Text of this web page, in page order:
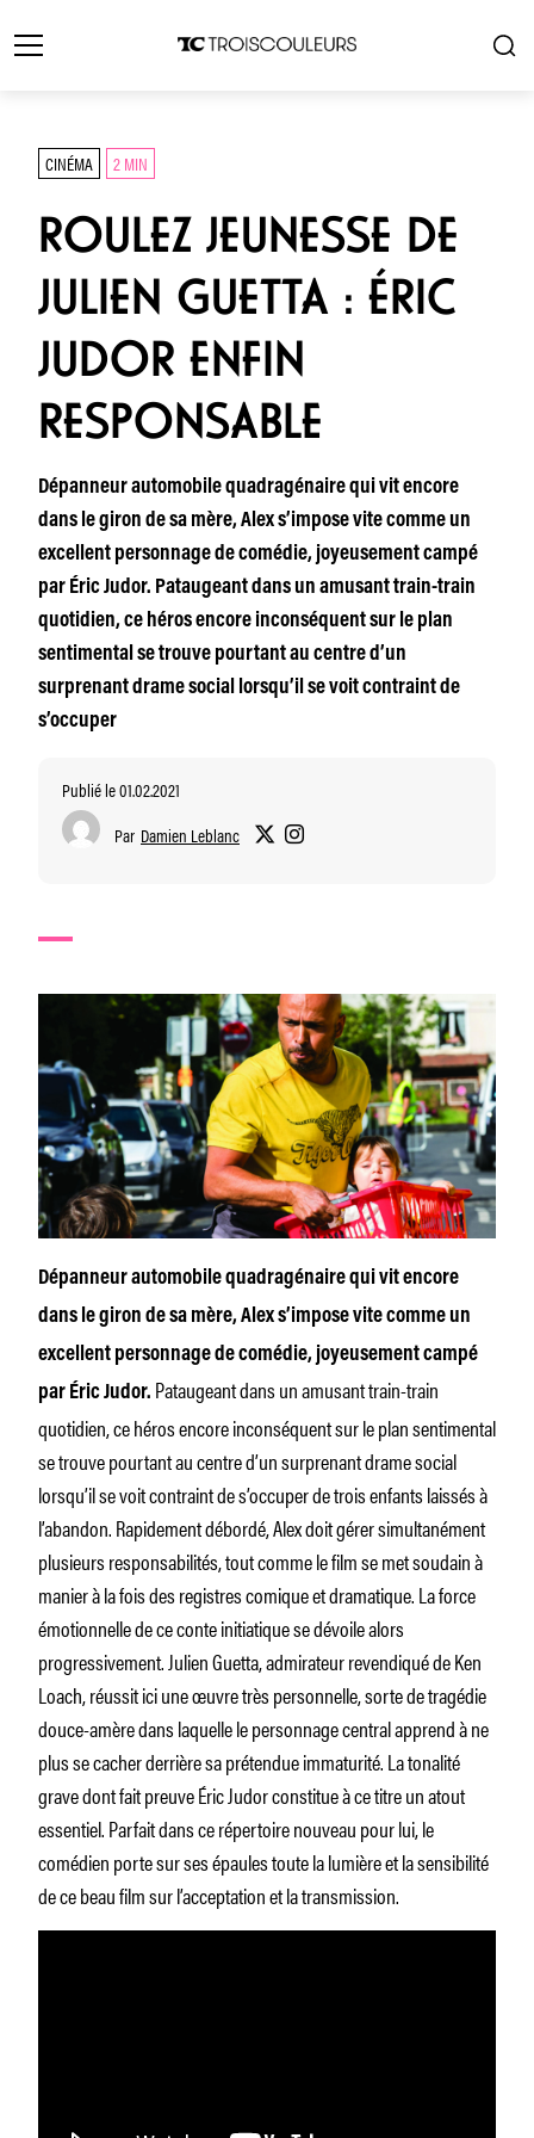
CINÉMA 2 MIN
ROULEZ JEUNESSE DE
JULIEN GUETTA : ÉRIC
JUDOR ENFIN
RESPONSABLE
Dépanneur automobile quadragénaire qui vit encore
dans le giron de sa mère, Alex s’impose vite comme un
excellent personnage de comédie, joyeusement campé
par Éric Judor. Pataugeant dans un amusant train-train
quotidien, ce héros encore inconséquent sur le plan
sentimental se trouve pourtant au centre d’un
surprenant drame social lorsqu’il se voit contraint de
s’occuper
Publié le 01.02.2021
Par Damien Leblanc
Dépanneur automobile quadragénaire qui vit encore
dans le giron de sa mère, Alex s’impose vite comme un
excellent personnage de comédie, joyeusement campé
par Éric Judor. Pataugeant dans un amusant train-train
quotidien, ce héros encore inconséquent sur le plan sentimental
se trouve pourtant au centre d’un surprenant drame social
lorsqu’il se voit contraint de s’occuper de trois enfants laissés à
l’abandon. Rapidement débordé, Alex doit gérer simultanément
plusieurs responsabilités, tout comme le film se met soudain à
manier à la fois des registres comique et dramatique. La force
émotionnelle de ce conte initiatique se dévoile alors
progressivement. Julien Guetta, admirateur revendiqué de Ken
Loach, réussit ici une œuvre très personnelle, sorte de tragédie
douce-amère dans laquelle le personnage central apprend à ne
plus se cacher derrière sa prétendue immaturité. La tonalité
grave dont fait preuve Éric Judor constitue à ce titre un atout
essentiel. Parfait dans ce répertoire nouveau pour lui, le
comédien porte sur ses épaules toute la lumière et la sensibilité
de ce beau film sur l’acceptation et la transmission.